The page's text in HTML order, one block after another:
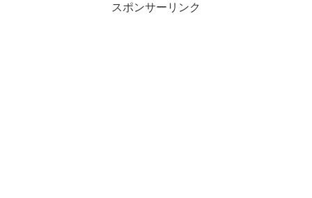
スポンサーリンク